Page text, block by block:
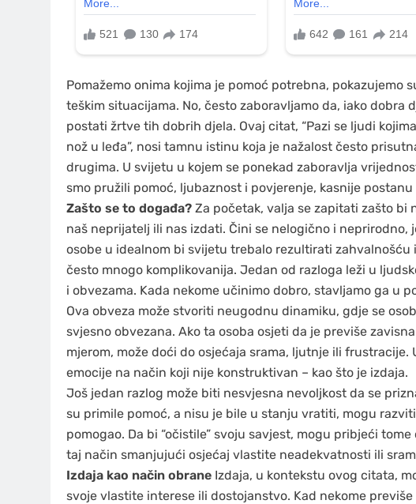
Pomažemo onima kojima je pomoć potrebna, pokazujemo
teškim situacijama. No, često zaboravljamo da, iako dobra
postati žrtve tih dobrih djela. Ovaj citat, “Pazi se ljudi
nož u leđa”, nosi tamnu istinu koja je nažalost često
drugima. U svijetu u kojem se ponekad zaboravlja
smo pružili pomoć, ljubaznost i povjerenje, kasnije
Zašto se to događa? Za početak, valja se zapitati zašto bi
naš neprijatelj ili nas izdati. Čini se nelogično i
osobe u idealnom bi svijetu trebalo rezultirati
često mnogo komplikovanija. Jedan od razloga leži u
i obvezama. Kada nekome učinimo dobro, stavljamo ga u
Ova obveza može stvoriti neugodnu dinamiku, gdje se
svjesno obvezana. Ako ta osoba osjeti da je previše
mjerom, može doći do osjećaja srama, ljutnje ili
emocije na način koji nije konstruktivan – kao što je izdaja.
Još jedan razlog može biti nesvjesna nevoljkost da se
su primile pomoć, a nisu je bile u stanju vratiti, mogu
pomogao. Da bi “očistile” svoju savjest, mogu pribjeći
taj način smanjujući osjećaj vlastite neadekvatnosti ili
Izdaja kao način obrane Izdaja, u kontekstu ovog citata,
svoje vlastite interese ili dostojanstvo. Kad nekome